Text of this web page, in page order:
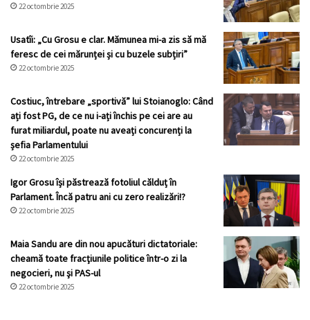
22 octombrie 2025
Usatîi: „Cu Grosu e clar. Mămunea mi-a zis să mă
feresc de cei mărunței și cu buzele subțiri”
22 octombrie 2025
Costiuc, întrebare „sportivă” lui Stoianoglo: Când
ați fost PG, de ce nu i-ați închis pe cei are au
furat miliardul, poate nu aveați concurenți la
șefia Parlamentului
22 octombrie 2025
Igor Grosu își păstrează fotoliul călduț în
Parlament. Încă patru ani cu zero realizări!?
22 octombrie 2025
Maia Sandu are din nou apucături dictatoriale:
cheamă toate fracţiunile politice într-o zi la
negocieri, nu şi PAS-ul
22 octombrie 2025